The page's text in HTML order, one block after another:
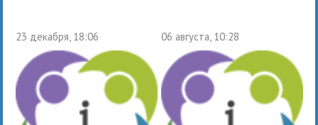
23 декабря, 18:06 06 августа, 10:28